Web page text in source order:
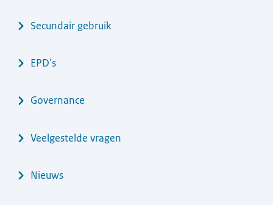
Secundair gebruik
EPD's
Governance
Veelgestelde vragen
Nieuws